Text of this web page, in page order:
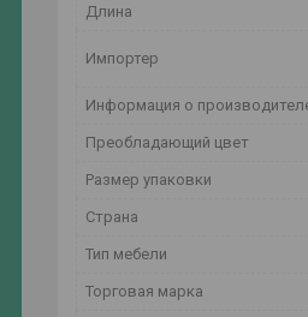
Длина
Импортер
Информация о
Преобладающий цвет
Размер упаковки
Страна
Тип мебели
Торговая марка